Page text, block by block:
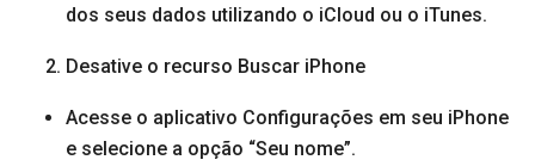
dos seus dados utilizando o iCloud ou o iTunes.
Desative o recurso Buscar iPhone
Acesse o aplicativo Configurações em seu iPhone
e selecione a opção “Seu nome”.